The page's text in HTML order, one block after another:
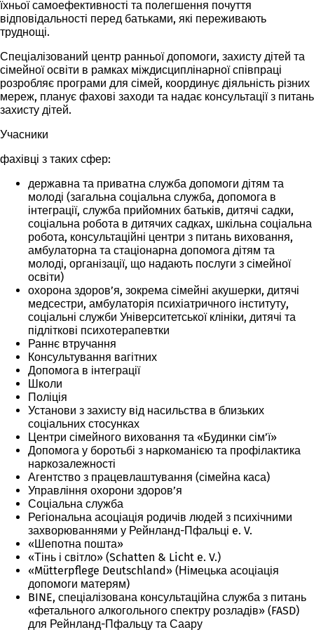
їхньої самоефективності та полегшення почуття
відповідальності перед батьками, які переживають
труднощі.
Спеціалізований центр ранньої допомоги, захисту дітей та
сімейної освіти в рамках міждисциплінарної співпраці
розробляє програми для сімей, координує діяльність різних
мереж, планує фахові заходи та надає консультації з питань
захисту дітей.
Учасники
фахівці з таких сфер:
державна та приватна служба допомоги дітям та
молоді (загальна соціальна служба, допомога в
інтеграції, служба прийомних батьків, дитячі садки,
соціальна робота в дитячих садках, шкільна соціальна
робота, консультаційні центри з питань виховання,
амбулаторна та стаціонарна допомога дітям та
молоді, організації, що надають послуги з сімейної
освіти)
охорона здоров’я, зокрема сімейні акушерки, дитячі
медсестри, амбулаторія психіатричного інституту,
соціальні служби Університетської клініки, дитячі та
підліткові психотерапевтки
Раннє втручання
Консультування вагітних
Допомога в інтеграції
Школи
Поліція
Установи з захисту від насильства в близьких
соціальних стосунках
Центри сімейного виховання та «Будинки сім’ї»
Допомога у боротьбі з наркоманією та профілактика
наркозалежності
Агентство з працевлаштування (сімейна каса)
Управління охорони здоров’я
Соціальна служба
Регіональна асоціація родичів людей з психічними
захворюваннями у Рейнланд-Пфальці e. V.
«Шепотна пошта»
«Тінь і світло» (Schatten & Licht e. V.)
«Mütterpflege Deutschland» (Німецька асоціація
допомоги матерям)
BINE, спеціалізована консультаційна служба з питань
«фетального алкогольного спектру розладів» (FASD)
для Рейнланд-Пфальцу та Саару